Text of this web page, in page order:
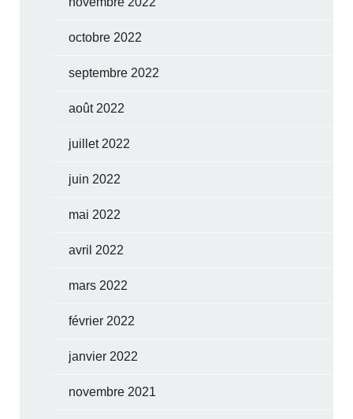
octobre 2022
septembre 2022
août 2022
juillet 2022
juin 2022
mai 2022
avril 2022
mars 2022
février 2022
janvier 2022
novembre 2021